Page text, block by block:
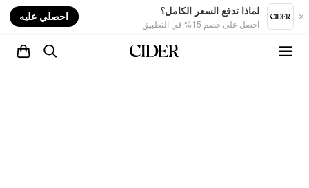
لماذا تدفع السعر الكامل؟
احصل على خصم 15% في التطبيق
احصلي عليه